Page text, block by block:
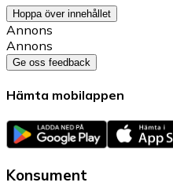
Hoppa över innehållet
Annons
Annons
Ge oss feedback
Hämta mobilappen
Konsument